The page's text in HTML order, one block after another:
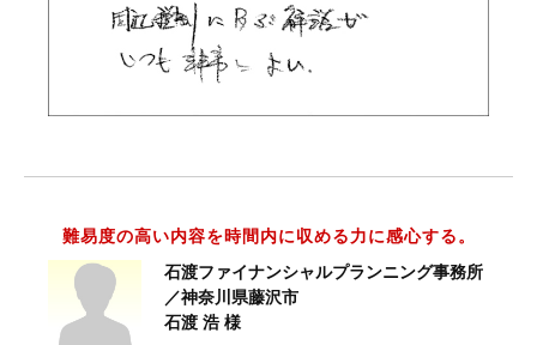
難易度の高い内容を時間内に収める力に感心する。
石渡ファイナンシャルプランニング事務所
／神奈川県藤沢市
石渡 浩 様